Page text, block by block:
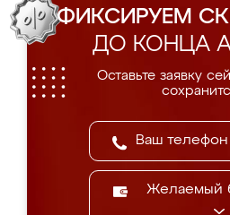
ФИКСИРУЕМ
ДО КОНЦА
Оставьте заявку
Желаемый